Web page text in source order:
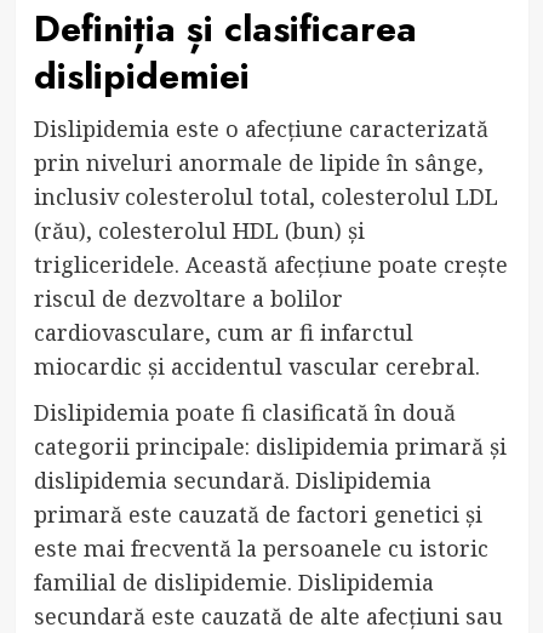
Definiția și clasificarea
dislipidemiei
Dislipidemia este o afecțiune caracterizată
prin niveluri anormale de lipide în sânge,
inclusiv colesterolul total, colesterolul LDL
(rău), colesterolul HDL (bun) și
trigliceridele. Această afecțiune poate crește
riscul de dezvoltare a bolilor
cardiovasculare, cum ar fi infarctul
miocardic și accidentul vascular cerebral.
Dislipidemia poate fi clasificată în două
categorii principale: dislipidemia primară și
dislipidemia secundară. Dislipidemia
primară este cauzată de factori genetici și
este mai frecventă la persoanele cu istoric
familial de dislipidemie. Dislipidemia
secundară este cauzată de alte afecțiuni sau